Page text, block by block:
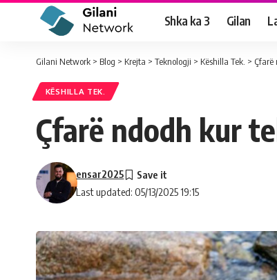
Shka ka 3 Gilan
Gilani Network > Blog > Krejta > Teknologji > Këshilla Tek. > Çfarë
KËSHILLA TEK.
Çfarë ndodh kur
Last updated: 05/13/2025 19:15
ensar2025